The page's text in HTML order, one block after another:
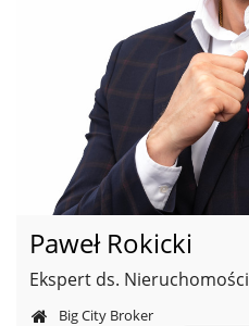
Paweł Rokicki
Ekspert ds. Nieruchomości
Big City Broker